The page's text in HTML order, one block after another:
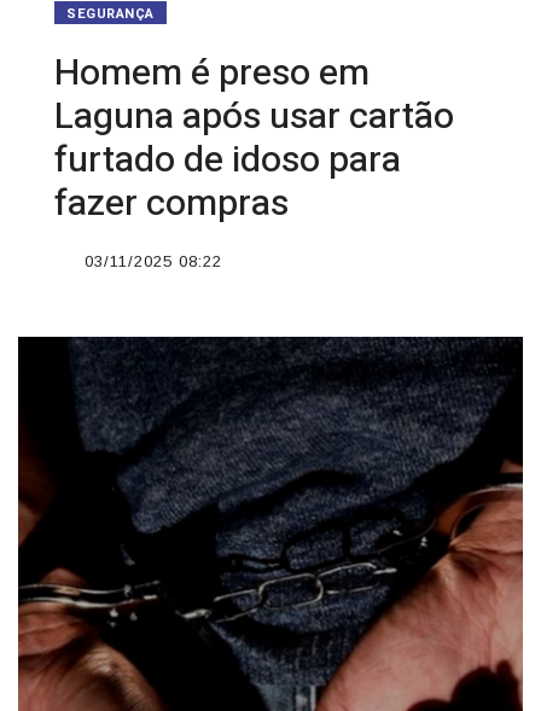
SEGURANÇA
Homem é preso em
Laguna após usar cartão
furtado de idoso para
fazer compras
03/11/2025 08:22